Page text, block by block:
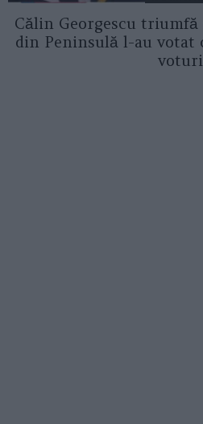
Călin Georgescu
din Peninsulă l-au votat
voturi